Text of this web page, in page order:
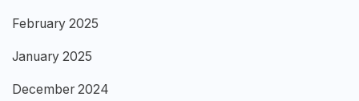
February 2025
January 2025
December 2024